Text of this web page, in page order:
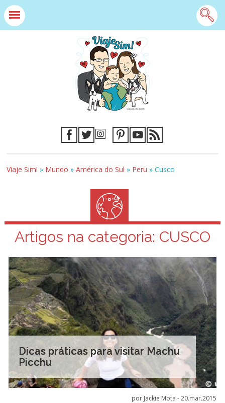
Viaje Sim! » Mundo »América do Sul » Peru »Cusco
Artigos na categoria: CUSCO
Dicas práticas para visitar Machu
Picchu
por Jackie Mota -20.mar.2015